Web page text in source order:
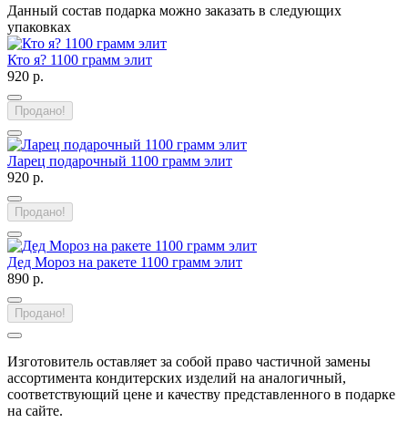
Данный состав подарка можно заказать в следующих
упаковках
Кто я? 1100 грамм элит
920 р.
Продано!
Ларец подарочный 1100 грамм элит
920 р.
Продано!
Дед Мороз на ракете 1100 грамм элит
890 р.
Продано!
Изготовитель оставляет за собой право частичной замены
ассортимента кондитерских изделий на аналогичный,
соответствующий цене и качеству представленного в подарке
на сайте.